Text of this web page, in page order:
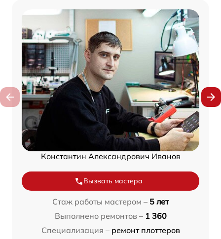
Константин Александрович Иванов
Вызвать мастера
Стаж работы мастером – 5 лет
Выполнено ремонтов – 1 360
Специализация – ремонт плоттеров